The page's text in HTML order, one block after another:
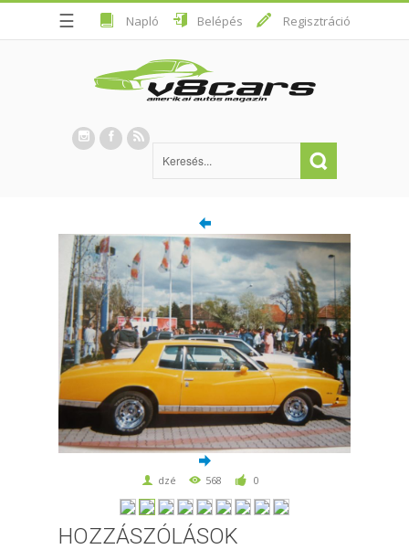
☰ Napló Belépés Regisztráció
dzé 568 0
HOZZÁSZÓLÁSOK